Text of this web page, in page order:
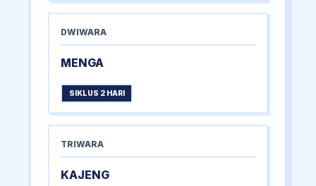
DWIWARA
MENGA
SIKLUS 2 HARI
TRIWARA
KAJENG